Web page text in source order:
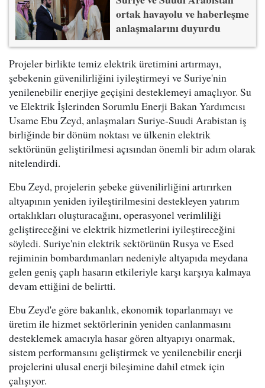
ortak havayolu ve haberleşme
anlaşmalarını duyurdu
Projeler birlikte temiz elektrik üretimini artırmayı,
şebekenin güvenilirliğini iyileştirmeyi ve Suriye'nin
yenilenebilir enerjiye geçişini desteklemeyi amaçlıyor. Su
ve Elektrik İşlerinden Sorumlu Enerji Bakan Yardımcısı
Usame Ebu Zeyd, anlaşmaları Suriye-Suudi Arabistan iş
birliğinde bir dönüm noktası ve ülkenin elektrik
sektörünün geliştirilmesi açısından önemli bir adım olarak
nitelendirdi.
Ebu Zeyd, projelerin şebeke güvenilirliğini artırırken
altyapının yeniden iyileştirilmesini destekleyen yatırım
ortaklıkları oluşturacağını, operasyonel verimliliği
geliştireceğini ve elektrik hizmetlerini iyileştireceğini
söyledi. Suriye'nin elektrik sektörünün Rusya ve Esed
rejiminin bombardımanları nedeniyle altyapıda meydana
gelen geniş çaplı hasarın etkileriyle karşı karşıya kalmaya
devam ettiğini de belirtti.
Ebu Zeyd'e göre bakanlık, ekonomik toparlanmayı ve
üretim ile hizmet sektörlerinin yeniden canlanmasını
desteklemek amacıyla hasar gören altyapıyı onarmak,
sistem performansını geliştirmek ve yenilenebilir enerji
projelerini ulusal enerji bileşimine dahil etmek için
çalışıyor.